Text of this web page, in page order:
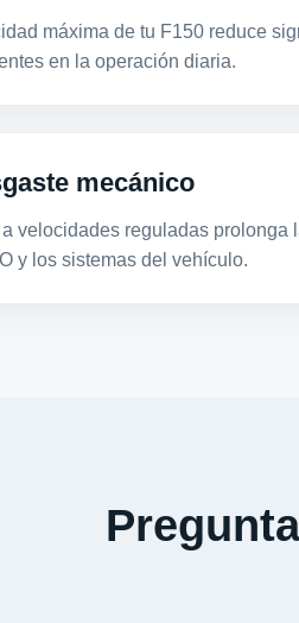
máxima de tu F150 reduce
en la operación diaria.
mecánico
velocidades reguladas prolonga
y los sistemas del vehículo.